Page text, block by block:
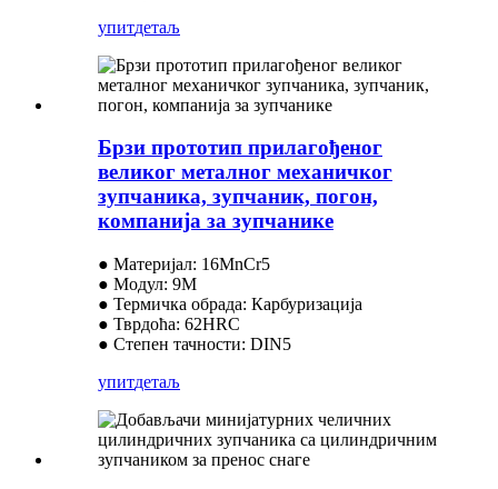
упитдетаљ
Брзи прототип прилагођеног
великог металног механичког
зупчаника, зупчаник, погон,
компанија за зупчанике
● Материјал: 16MnCr5
● Модул: 9M
● Термичка обрада: Карбуризација
● Тврдоћа: 62HRC
● Степен тачности: DIN5
упитдетаљ